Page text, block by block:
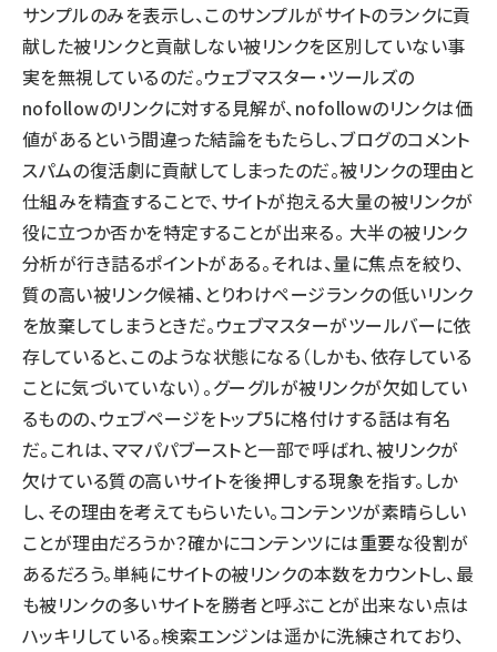
サンプルのみを表示し、このサンプルがサイトのランクに貢
献した被リンクと貢献しない被リンクを区別していない事
実を無視しているのだ。ウェブマスター・ツールズの
nofollowのリンクに対する見解が、nofollowのリンクは価
値があるという間違った結論をもたらし、ブログのコメント
スパムの復活劇に貢献してしまったのだ。被リンクの理由と
仕組みを精査することで、サイトが抱える大量の被リンクが
役に立つか否かを特定することが出来る。 大半の被リンク
分析が行き詰るポイントがある。それは、量に焦点を絞り、
質の高い被リンク候補、とりわけページランクの低いリンク
を放棄してしまうときだ。ウェブマスターがツールバーに依
存していると、このような状態になる（しかも、依存している
ことに気づいていない）。グーグルが被リンクが欠如してい
るものの、ウェブページをトップ5に格付けする話は有名
だ。これは、ママパパブーストと一部で呼ばれ、被リンクが
欠けている質の高いサイトを後押しする現象を指す。しか
し、その理由を考えてもらいたい。コンテンツが素晴らしい
ことが理由だろうか？確かにコンテンツには重要な役割が
あるだろう。単純にサイトの被リンクの本数をカウントし、最
も被リンクの多いサイトを勝者と呼ぶことが出来ない点は
ハッキリしている。検索エンジンは遥かに洗練されており、